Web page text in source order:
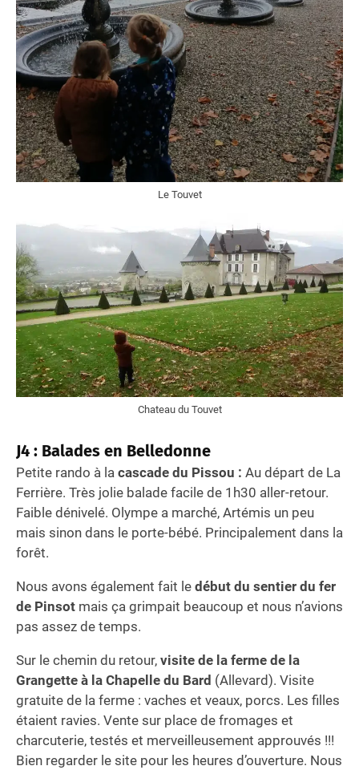
Le Touvet
Chateau du Touvet
J4 : Balades en Belledonne
Petite rando à la cascade du Pissou : Au départ de La
Ferrière. Très jolie balade facile de 1h30 aller-retour.
Faible dénivelé. Olympe a marché, Artémis un peu
mais sinon dans le porte-bébé. Principalement dans la
forêt.
Nous avons également fait le début du sentier du fer
de Pinsot mais ça grimpait beaucoup et nous n’avions
pas assez de temps.
Sur le chemin du retour, visite de la ferme de la
Grangette à la Chapelle du Bard (Allevard). Visite
gratuite de la ferme : vaches et veaux, porcs. Les filles
étaient ravies. Vente sur place de fromages et
charcuterie, testés et merveilleusement approuvés !!!
Bien regarder le site pour les heures d’ouverture. Nous